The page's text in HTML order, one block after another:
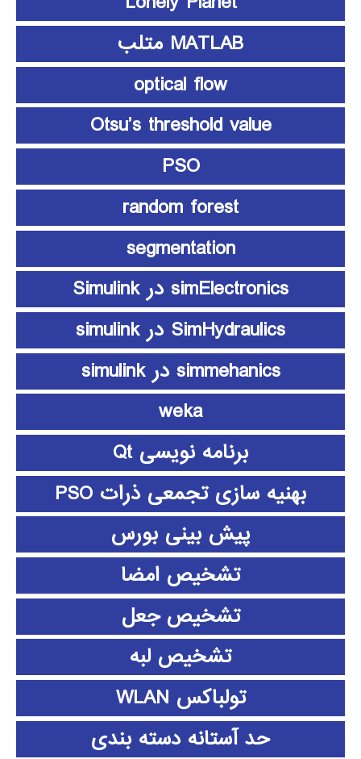
MATLAB متلب
optical flow
Otsu’s threshold value
PSO
random forest
segmentation
simElectronics در Simulink
SimHydraulics در simulink
simmehanics در simulink
weka
برنامه نویسی Qt
بهنیه سازی تجمعی ذرات PSO
پیش بینی بورس
تشخیص امضا
تشخیص جعل
تشخیص لبه
تولباکس WLAN
حد آستانه دسته بندی